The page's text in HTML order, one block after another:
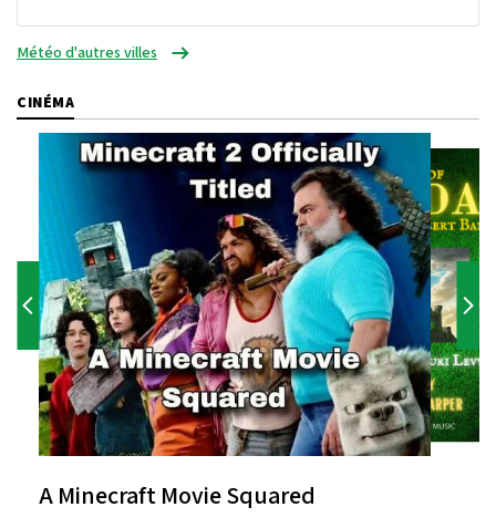
Météo d'autres villes
CINÉMA
A Minecraft Movie Squared